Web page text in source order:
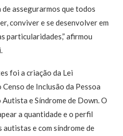
de assegurarmos que todos
conviver e se desenvolver em
particularidades,” afirmou
foi a criação da Lei
de Inclusão da Pessoa
e Síndrome de Down. O
a quantidade e o perfil
autistas e com síndrome de